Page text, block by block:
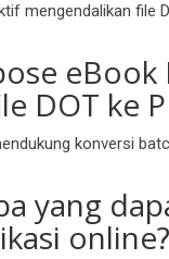
mengendalikan file
DOT ke
konversi
yang
online?